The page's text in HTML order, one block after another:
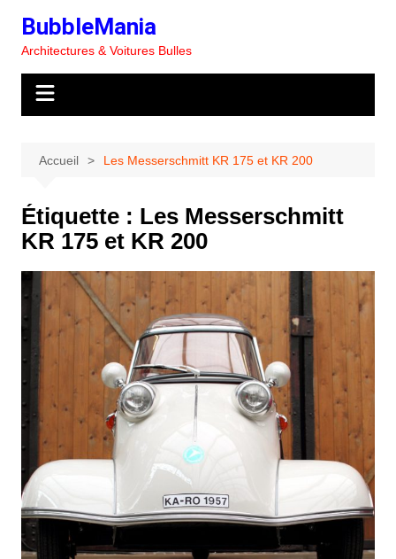
contenu
BubbleMania
Architectures & Voitures Bulles
Accueil Les Messerschmitt KR 175 et KR 200
Étiquette : Les Messerschmitt
KR 175 et KR 200